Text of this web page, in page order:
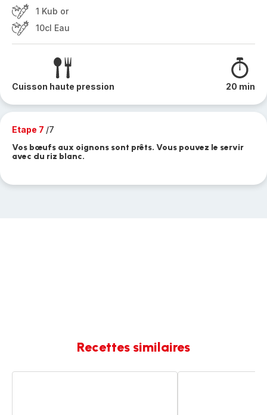
1 Kub or
10cl Eau
Cuisson haute pression 20 min
Etape 7 /7
Vos bœufs aux oignons sont prêts. Vous pouvez le servir
avec du riz blanc.
Recettes similaires